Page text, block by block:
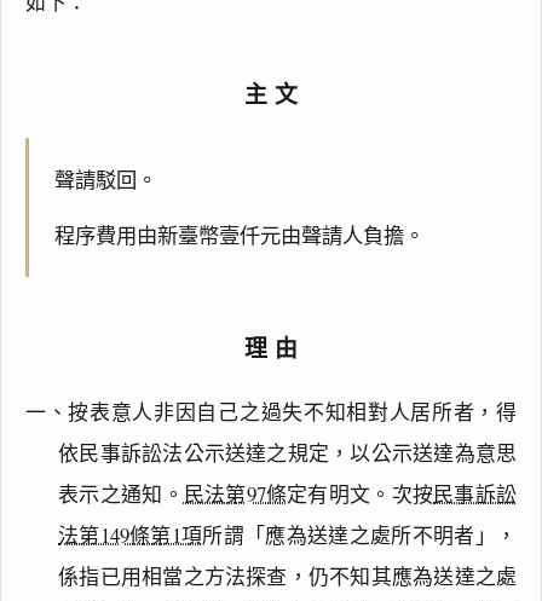
主文
聲請駁回。
程序費用由新臺幣壹仟元由聲請人負擔。
理由
一、按表意人非因自己之過失不知相對人居所者，得
依民事訴訟法公示送達之規定，以公示送達為意思
表示之通知。 民法第97條定有明文。次按民事訴訟
法第149條第1項所謂「應為送達之處所不明者」，
係指已用相當之方法探查，仍不知其應為送達之處